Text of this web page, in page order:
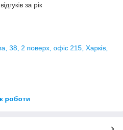
за рік
38, 2 поверх, офіс 215, Харків,
роботи